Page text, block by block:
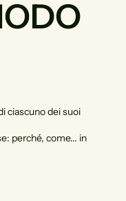
ciascuno dei suoi
perché, come... in